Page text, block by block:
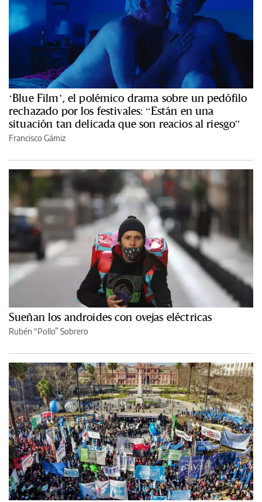
‘Blue Film’, el polémico drama sobre un pedófilo
rechazado por los festivales: “Están en una
situación tan delicada que son reacios al riesgo”
Francisco Gámiz
Sueñan los androides con ovejas eléctricas
Rubén “Pollo” Sobrero